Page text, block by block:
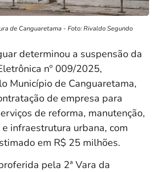
de Canguaretama - Foto: Rivaldo Segundo
determinou a suspensão da
nº 009/2025,
Município de Canguaretama,
de empresa para
de reforma, manutenção,
infraestrutura urbana, com
em R$ 25 milhões.
pela 2ª Vara da